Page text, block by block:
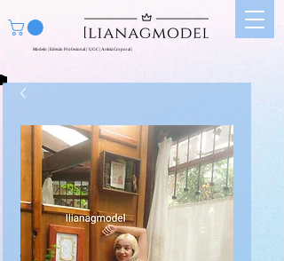
Modelo | Edecán Profesional | UGC | Artista Corporal |